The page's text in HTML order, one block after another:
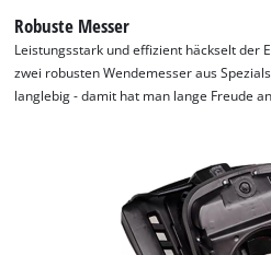
Robuste Messer
Leistungsstark und effizient häckselt der
zwei robusten Wendemesser aus
langlebig - damit hat man lange Freude